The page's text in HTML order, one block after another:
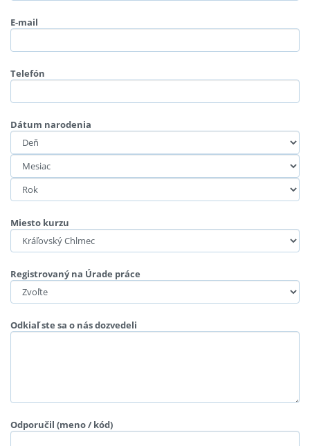
E-mail
Telefón
Dátum narodenia
Miesto kurzu
Registrovaný na Úrade práce
Odkiaľ ste sa o nás dozvedeli
Odporučil (meno / kód)